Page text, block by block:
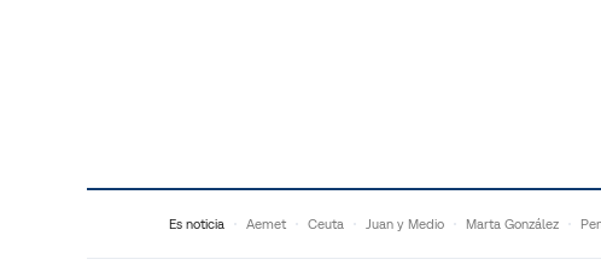
Es noticia Aemet Ceuta Juan y Medio Marta González